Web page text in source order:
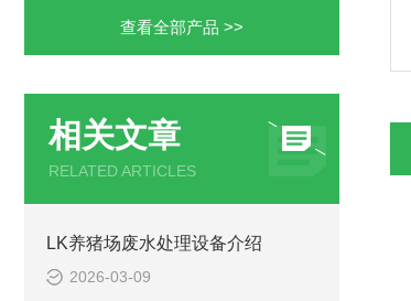
查看全部产品 >>
相关文章
RELATED ARTICLES
LK养猪场废水处理设备介绍
2026-03-09